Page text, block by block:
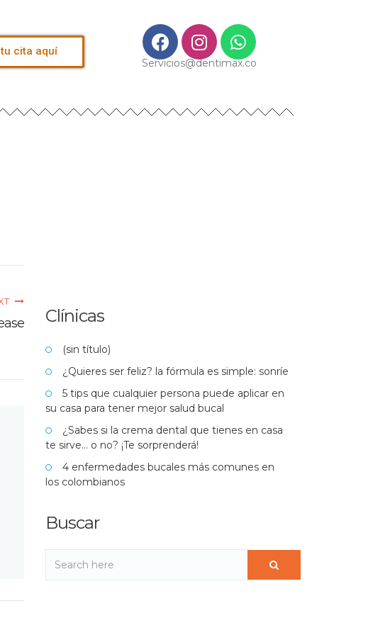
cita aquí
Servicios@dentimax.co
Clínicas
(sin título)
¿Quieres ser feliz? la fórmula es simple: sonríe
5 tips que cualquier persona puede aplicar en
su casa para tener mejor salud bucal
¿Sabes si la crema dental que tienes en casa
te sirve… o no? ¡Te sorprenderá!
4 enfermedades bucales más comunes en
los colombianos
Buscar